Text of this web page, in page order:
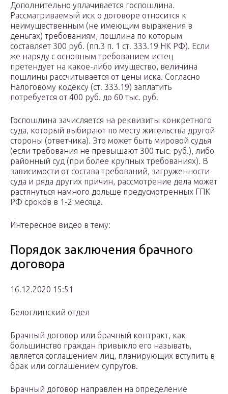
Дополнительно уплачивается госпошлина.
Рассматриваемый иск о договоре относится к
неимущественным (не имеющим выражения в
деньгах) требованиям, пошлина по которым
составляет 300 руб. (пп.3 п. 1 ст. 333.19 НК РФ). Если
же наряду с основным требованием истец
претендует на какое-либо имущество, величина
пошлины рассчитывается от цены иска. Согласно
Налоговому кодексу (ст. 333.19) заплатить
потребуется от 400 руб. до 60 тыс. руб.
Госпошлина зачисляется на реквизиты конкретного
суда, который выбирают по месту жительства другой
стороны (ответчика). Это может быть мировой судья
(если требования не превышают 300 тыс. руб.), либо
районный суд (при более крупных требованиях). В
зависимости от состава требований, загруженности
суда и ряда других причин, рассмотрение дела может
растянуться намного дольше предусмотренных ГПК
РФ сроков в 1-2 месяца.
Интересное видео в тему:
Порядок заключения брачного
договора
16.12.2020 15:51
Белоглинский отдел
Брачный договор или брачный контракт, как
большинство граждан привыкло его называть,
является соглашением лиц, планирующих вступить в
брак или соглашением супругов.
Брачный договор направлен на определение